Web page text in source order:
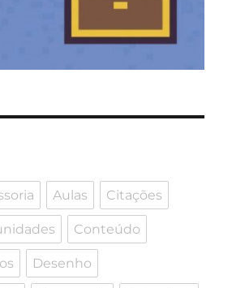
Aulas Citações
Conteúdo
Desenho